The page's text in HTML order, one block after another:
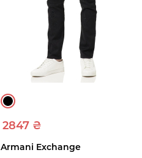
2847 ₴
Armani Exchange